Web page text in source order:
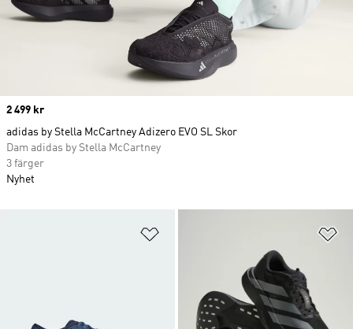
Price
2 499 kr
adidas by Stella McCartney Adizero EVO SL Skor
Dam adidas by Stella McCartney
3 färger
Nyhet